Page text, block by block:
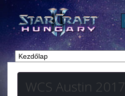
WCS Austin 2017